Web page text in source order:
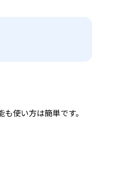
使い方は簡単です。